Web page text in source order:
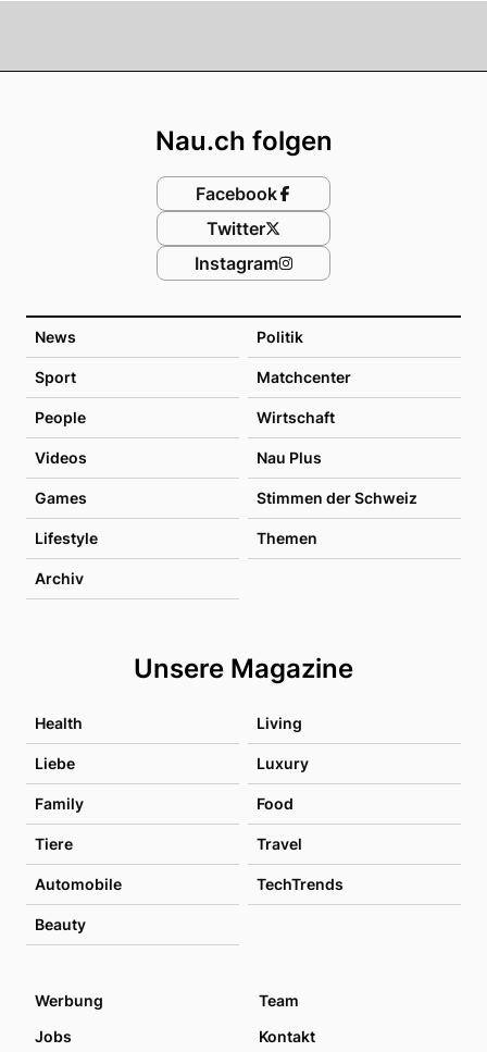
News Politik
Sport Matchcenter
People Wirtschaft
Videos Nau Plus
Games Stimmen der Schweiz
Lifestyle Themen
Archiv
Unsere Magazine
Health Living
Liebe Luxury
Family Food
Tiere Travel
Automobile TechTrends
Beauty
Nau.ch folgen
Facebook
Twitter
Instagram
Werbung
Team
Jobs
Kontakt